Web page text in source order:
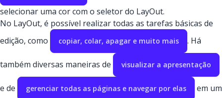
selecionar uma cor com o seletor do LayOut.
No LayOut, é possível realizar todas as tarefas básicas de
edição, como
copiar, colar, apagar e muito mais . Há
também diversas maneiras de visualizar a apresentação
e de gerenciar todas as páginas e navegar por elas
em um